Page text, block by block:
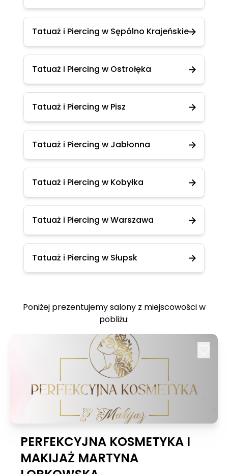
Tatuaż i Piercing w Sępólno Krajeńskie
Tatuaż i Piercing w Ostrołęka
Tatuaż i Piercing w Pisz
Tatuaż i Piercing w Jabłonna
Tatuaż i Piercing w Kobyłka
Tatuaż i Piercing w Warszawa
Tatuaż i Piercing w Słupsk
Poniżej prezentujemy salony z miejscowości w
pobliżu:
PERFEKCYJNA KOSMETYKA I
MAKIJAŻ MARTYNA